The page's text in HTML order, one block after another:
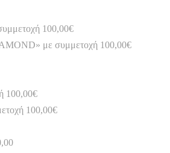
100,00€
με συμμετοχή 100,00€
100,00€
100,00€